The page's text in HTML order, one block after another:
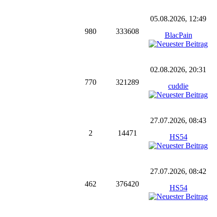
980 333608
05.08.2026, 12:49
BlacPain
770 321289
02.08.2026, 20:31
cuddie
2 14471
27.07.2026, 08:43
HS54
462 376420
27.07.2026, 08:42
HS54